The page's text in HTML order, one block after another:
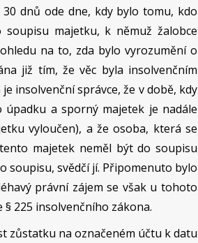
dnů ode dne, kdy bylo tomu, kdo
majetku, k němuž žalobce
na to, zda bylo vyrozumění o
již tím, že věc byla insolvenčním
insolvenční správce, že v době, kdy
a sporný majetek je nadále
vyloučen), a že osoba, která se
majetek neměl být do soupisu
soupisu, svědčí jí. Připomenuto bylo
právní zájem se však u tohoto
225 insolvenčního zákona.
zůstatku na označeném účtu k datu